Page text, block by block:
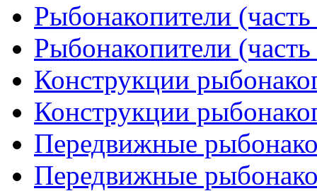
Рыбонакопители
Рыбонакопители
Конструкции
Конструкции
Передвижные
Передвижные